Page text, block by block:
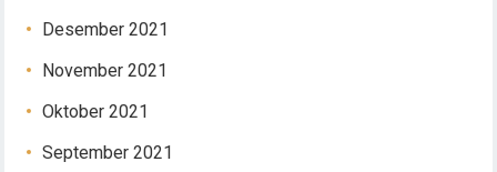
Desember 2021
November 2021
Oktober 2021
September 2021